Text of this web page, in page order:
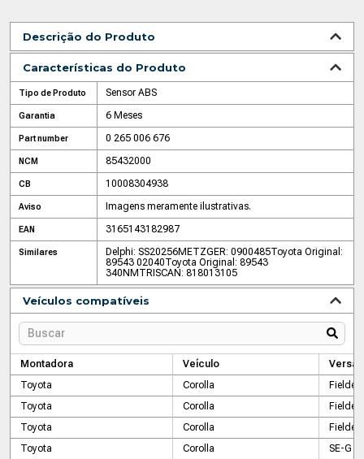
Descrição do Produto
Características do Produto
Tipo de Produto Sensor ABS
Garantia 6 Meses
Part number 0 265 006 676
NCM 85432000
CB 10008304938
Aviso Imagens meramente ilustrativas.
EAN 3165143182987
Similares Delphi: SS20256METZGER: 0900485Toyota Original:
89543 02040Toyota Original: 89543
340NM TRISCAN: 818013105
Veículos compatíveis
Montadora Veículo
Versão
Toyota
Corolla
Fielder
Toyota
Corolla
Fielder
Toyota
Corolla
Fielder
Toyota
Corolla
SE-G